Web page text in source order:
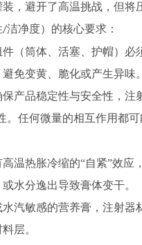
，避开了高温挑战，但将
/洁净度）的核心要求：
（筒体、活塞、护帽）
免变黄、脆化或产生异味
产品稳定性与安全性，
。任何微量的相互作用都
温热胀冷缩的“自紧”效应
水分逸出导致膏体变干。
汽敏感的营养膏，注射
层。